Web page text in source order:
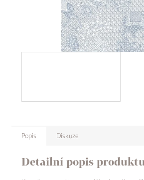
Popis Diskuze
Detailní popis